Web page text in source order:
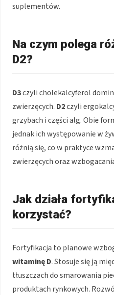
suplementów.
Na czym polega
D2?
D3czyli cholekalcyferol
zwierzęcych. D2czyli
grzybach i części alg. Obie
jednak ich występowanie w
różnią się, co w praktyce
zwierzęcych oraz
Jak działa
korzystać?
Fortyfikacja to planowe
witaminę D. Stosuje się ją
tłuszczach do smarowania
produktach rynkowych.